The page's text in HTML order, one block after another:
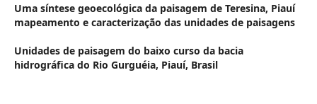
Uma síntese geoecológica da paisagem de Teresina, Piauí
mapeamento e caracterização das unidades de paisagens
Unidades de paisagem do baixo curso da bacia
hidrográfica do Rio Gurguéia, Piauí, Brasil